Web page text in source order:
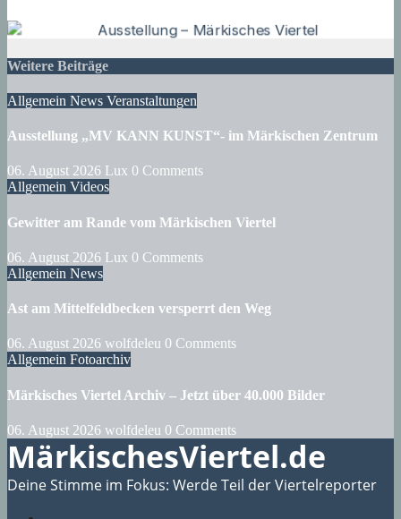
Weitere Beiträge
Allgemein News Veranstaltungen
Ausstellung „MV KANN KUNST“- im Märkischen Zentrum
06. August 2026 Lux 0 Comments
Allgemein Videos
Gewitter am Rande vom Märkischen Viertel
06. August 2026 Lux 0 Comments
Allgemein News
Ast am Mittelfeldbecken versperrt den Weg
06. August 2026 wolfdeleu 0 Comments
Allgemein Fotoarchiv
Märkisches Viertel Archiv – Jetzt über 40.000 Bilder
06. August 2026 wolfdeleu 0 Comments
MärkischesViertel.de
Deine Stimme im Fokus: Werde Teil der Viertelreporter